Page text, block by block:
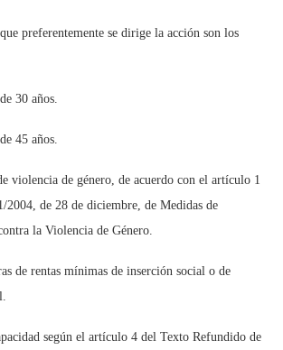
preferentemente se dirige la acción son los
30 años.
45 años.
violencia de género, de acuerdo con el artículo 1
2004, de 28 de diciembre, de Medidas de
la Violencia de Género.
de rentas mínimas de inserción social o de
según el artículo 4 del Texto Refundido de